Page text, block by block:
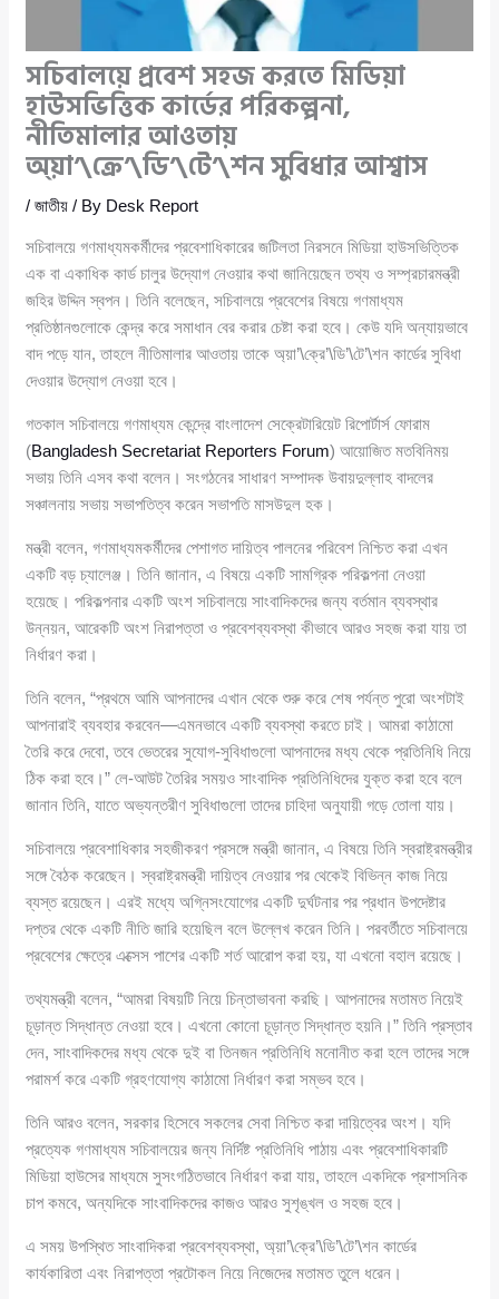
সচিবালয়ে প্রবেশ সহজ করতে মিডিয়া
হাউসভিত্তিক কার্ডের পরিকল্পনা,
নীতিমালার আওতায়
অ্য়া’\ক্রে’\ডি’\টে’\শন সুবিধার আশ্বাস
/জাতীয় / By Desk Report
সচিবালয়ে গণমাধ্যমকর্মীদের প্রবেশাধিকারের জটিলতা নিরসনে মিডিয়া হাউসভিত্তিক
এক বা একাধিক কার্ড চালুর উদ্যোগ নেওয়ার কথা জানিয়েছেন তথ্য ও সম্প্রচারমন্ত্রী
জহির উদ্দিন স্বপন। তিনি বলেছেন, সচিবালয়ে প্রবেশের বিষয়ে গণমাধ্যম
প্রতিষ্ঠানগুলোকে কেন্দ্র করে সমাধান বের করার চেষ্টা করা হবে। কেউ যদি অন্যায়ভাবে
বাদ পড়ে যান, তাহলে নীতিমালার আওতায় তাকে অ্য়া’\ক্রে’\ডি’\টে’\শন কার্ডের সুবিধা
দেওয়ার উদ্যোগ নেওয়া হবে।
গতকাল সচিবালয়ে গণমাধ্যম কেন্দ্রে বাংলাদেশ সেক্রেটারিয়েট রিপোর্টার্স ফোরাম
(Bangladesh Secretariat Reporters Forum) আয়োজিত মতবিনিময়
সভায় তিনি এসব কথা বলেন। সংগঠনের সাধারণ সম্পাদক উবায়দুল্লাহ বাদলের
সঞ্চালনায় সভায় সভাপতিত্ব করেন সভাপতি মাসউদুল হক।
মন্ত্রী বলেন, গণমাধ্যমকর্মীদের পেশাগত দায়িত্ব পালনের পরিবেশ নিশ্চিত করা এখন
একটি বড় চ্যালেঞ্জ। তিনি জানান, এ বিষয়ে একটি সামগ্রিক পরিকল্পনা নেওয়া
হয়েছে। পরিকল্পনার একটি অংশ সচিবালয়ে সাংবাদিকদের জন্য বর্তমান ব্যবস্থার
উন্নয়ন, আরেকটি অংশ নিরাপত্তা ও প্রবেশব্যবস্থা কীভাবে আরও সহজ করা যায় তা
নির্ধারণ করা।
তিনি বলেন, “প্রথমে আমি আপনাদের এখান থেকে শুরু করে শেষ পর্যন্ত পুরো অংশটাই
আপনারাই ব্যবহার করবেন—এমনভাবে একটি ব্যবস্থা করতে চাই। আমরা কাঠামো
তৈরি করে দেবো, তবে ভেতরের সুযোগ-সুবিধাগুলো আপনাদের মধ্য থেকে প্রতিনিধি নিয়ে
ঠিক করা হবে।” লে-আউট তৈরির সময়ও সাংবাদিক প্রতিনিধিদের যুক্ত করা হবে বলে
জানান তিনি, যাতে অভ্যন্তরীণ সুবিধাগুলো তাদের চাহিদা অনুযায়ী গড়ে তোলা যায়।
সচিবালয়ে প্রবেশাধিকার সহজীকরণ প্রসঙ্গে মন্ত্রী জানান, এ বিষয়ে তিনি স্বরাষ্ট্রমন্ত্রীর
সঙ্গে বৈঠক করেছেন। স্বরাষ্ট্রমন্ত্রী দায়িত্ব নেওয়ার পর থেকেই বিভিন্ন কাজ নিয়ে
ব্যস্ত রয়েছেন। এরই মধ্যে অগ্নিসংযোগের একটি দুর্ঘটনার পর প্রধান উপদেষ্টার
দপ্তর থেকে একটি নীতি জারি হয়েছিল বলে উল্লেখ করেন তিনি। পরবর্তীতে সচিবালয়ে
প্রবেশের ক্ষেত্রে এক্সেস পাশের একটি শর্ত আরোপ করা হয়, যা এখনো বহাল রয়েছে।
তথ্যমন্ত্রী বলেন, “আমরা বিষয়টি নিয়ে চিন্তাভাবনা করছি। আপনাদের মতামত নিয়েই
চূড়ান্ত সিদ্ধান্ত নেওয়া হবে। এখনো কোনো চূড়ান্ত সিদ্ধান্ত হয়নি।” তিনি প্রস্তাব
দেন, সাংবাদিকদের মধ্য থেকে দুই বা তিনজন প্রতিনিধি মনোনীত করা হলে তাদের সঙ্গে
পরামর্শ করে একটি গ্রহণযোগ্য কাঠামো নির্ধারণ করা সম্ভব হবে।
তিনি আরও বলেন, সরকার হিসেবে সকলের সেবা নিশ্চিত করা দায়িত্বের অংশ। যদি
প্রত্যেক গণমাধ্যম সচিবালয়ের জন্য নির্দিষ্ট প্রতিনিধি পাঠায় এবং প্রবেশাধিকারটি
মিডিয়া হাউসের মাধ্যমে সুসংগঠিতভাবে নির্ধারণ করা যায়, তাহলে একদিকে প্রশাসনিক
চাপ কমবে, অন্যদিকে সাংবাদিকদের কাজও আরও সুশৃঙ্খল ও সহজ হবে।
এ সময় উপস্থিত সাংবাদিকরা প্রবেশব্যবস্থা, অ্য়া’\ক্রে’\ডি’\টে’\শন কার্ডের
কার্যকারিতা এবং নিরাপত্তা প্রটোকল নিয়ে নিজেদের মতামত তুলে ধরেন।